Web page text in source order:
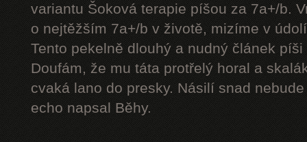
variantu Šoková terapie píšou za 7a+/b.
o nejtěžším 7a+/b v životě, mizíme v
Tento pekelně dlouhý a nudný článek
Doufám, že mu táta protřelý horal a
cvaká lano do presky. Násilí snad
echo napsal Běhy.